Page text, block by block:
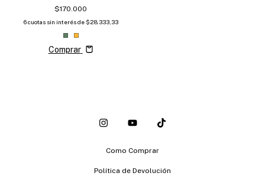
$170.000
6 cuotas sin interés de $28.333,33
Comprar
Como Comprar
Política de Devolución